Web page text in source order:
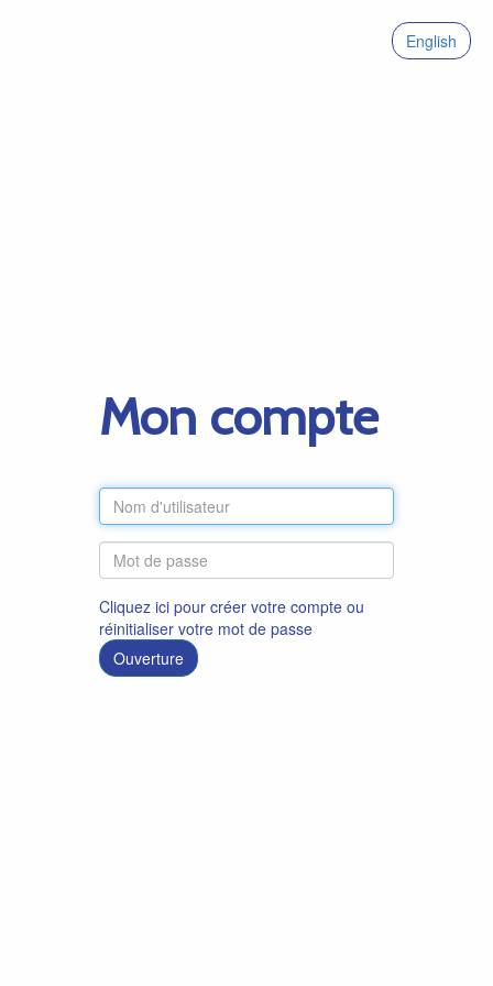
English
Mon compte
Cliquez ici pour créer votre compte ou
réinitialiser votre mot de passe